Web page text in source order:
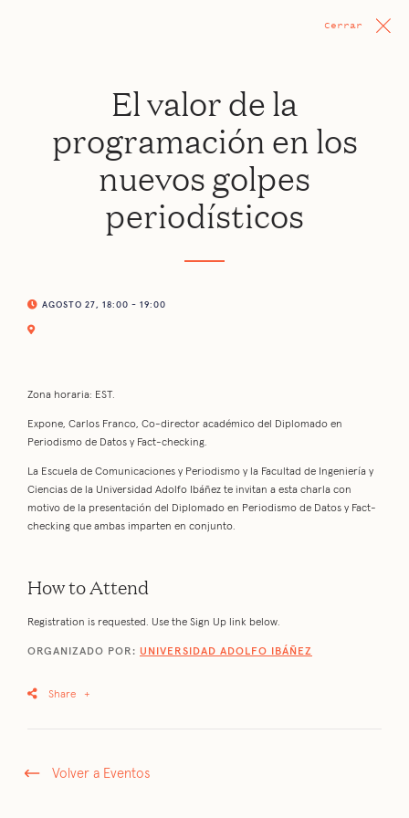
Cerrar
El valor de la
programación en los
nuevos golpes
periodísticos
AGOSTO 27, 18:00 - 19:00
Zona horaria: EST.
Expone, Carlos Franco, Co-director académico del Diplomado en
Periodismo de Datos y Fact-checking.
La Escuela de Comunicaciones y Periodismo y la Facultad de Ingeniería y
Ciencias de la Universidad Adolfo Ibáñez te invitan a esta charla con
motivo de la presentación del Diplomado en Periodismo de Datos y Fact-
checking que ambas imparten en conjunto.
How to Attend
Registration is requested. Use the Sign Up link below.
ORGANIZADO POR: UNIVERSIDAD ADOLFO IBÁÑEZ
Share +
Volver a Eventos